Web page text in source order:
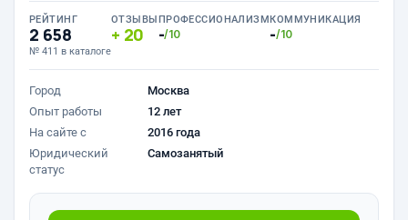
РЕЙТИНГ
2 658
№ 411 в каталоге
ОТЗЫВЫ
20
ПРОФЕССИОНАЛИЗМ
-/10
КОММУНИКАЦИЯ
-/10
Город
Москва
Опыт работы
12 лет
На сайте с
2016 года
Юридический
статус
Самозанятый